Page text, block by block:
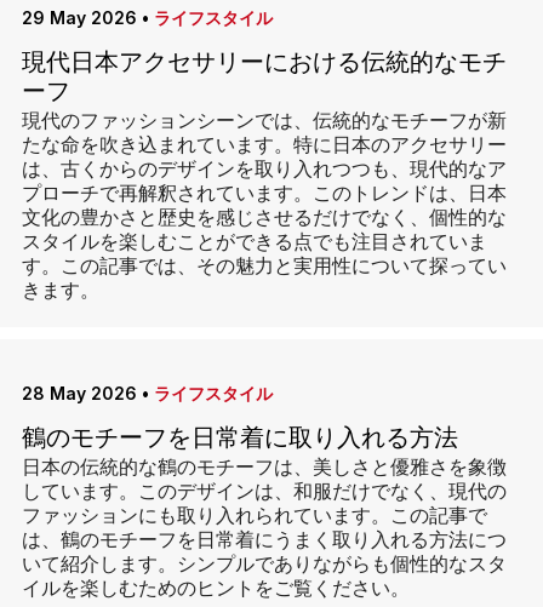
29 May 2026 • ライフスタイル
現代日本アクセサリーにおける伝統的なモチ
ーフ
現代のファッションシーンでは、伝統的なモチーフが新
たな命を吹き込まれています。特に日本のアクセサリー
は、古くからのデザインを取り入れつつも、現代的なア
プローチで再解釈されています。このトレンドは、日本
文化の豊かさと歴史を感じさせるだけでなく、個性的な
スタイルを楽しむことができる点でも注目されていま
す。この記事では、その魅力と実用性について探ってい
きます。
28 May 2026 • ライフスタイル
鶴のモチーフを日常着に取り入れる方法
日本の伝統的な鶴のモチーフは、美しさと優雅さを象徴
しています。このデザインは、和服だけでなく、現代の
ファッションにも取り入れられています。この記事で
は、鶴のモチーフを日常着にうまく取り入れる方法につ
いて紹介します。シンプルでありながらも個性的なスタ
イルを楽しむためのヒントをご覧ください。